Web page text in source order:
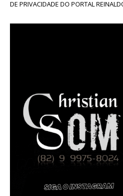
DE PRIVACIDADE DO PORTAL